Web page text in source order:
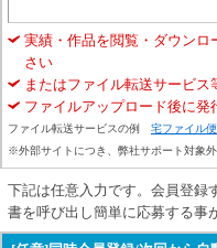
実績・作品を閲覧・ダウン
さい
またはファイル転送サービス
ファイルアップロード後に発
ファイル転送サービスの例 宅ファイル便
※外部サイトにつき、弊社サポート対象
下記は任意入力です。会員登録
書を呼び出し簡単に応募する事